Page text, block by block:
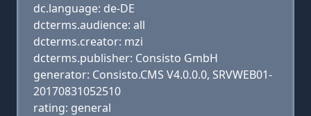
dc.language: de-DE
dcterms.audience: all
dcterms.creator: mzi
dcterms.publisher: Consisto GmbH
generator: Consisto.CMS V4.0.0.0, SRVWEB01-
20170831052510
rating: general